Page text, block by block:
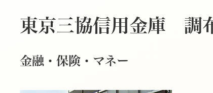
東京三協信用金庫 調
金融・保険・マネー